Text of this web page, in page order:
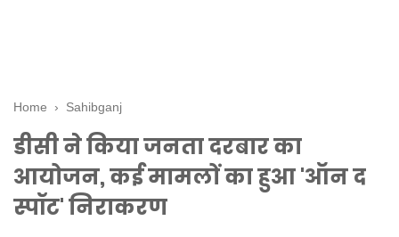
Home › Sahibganj
डीसी ने किया जनता दरबार का
आयोजन, कई मामलों का हुआ 'ऑन द
स्पॉट' निराकरण